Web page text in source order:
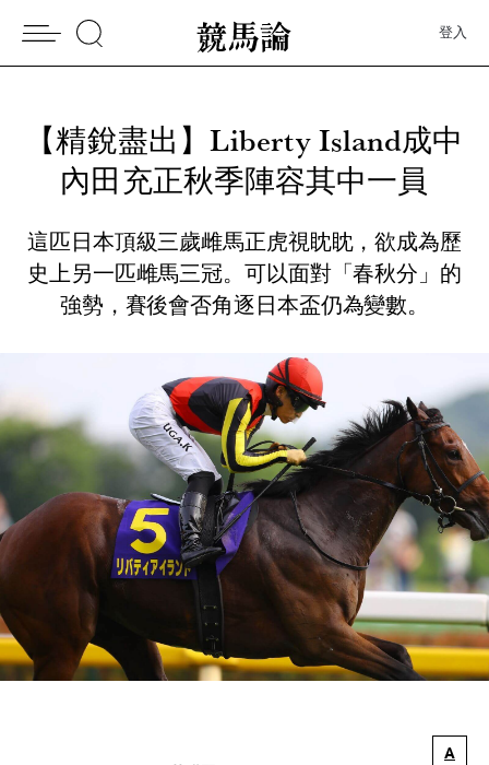
登入
【精銳盡出】Liberty Island成中
內田充正秋季陣容其中一員
這匹日本頂級三歲雌馬正虎視眈眈，欲成為歷
史上另一匹雌馬三冠。可以面對「春秋分」的
強勢，賽後會否角逐日本盃仍為變數。
A